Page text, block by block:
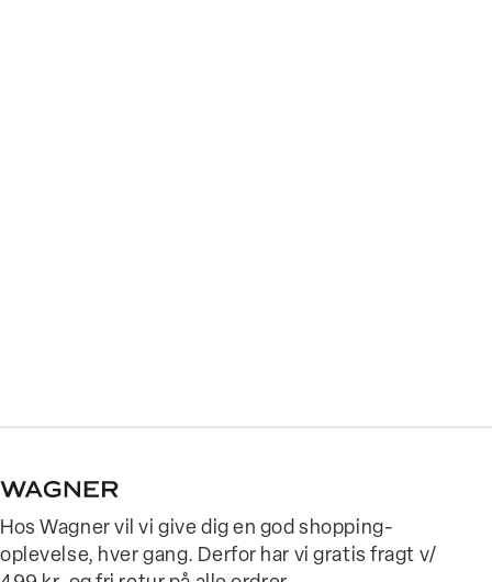
Hos Wagner vil vi give dig en god shopping-
oplevelse, hver gang. Derfor har vi gratis fragt v/